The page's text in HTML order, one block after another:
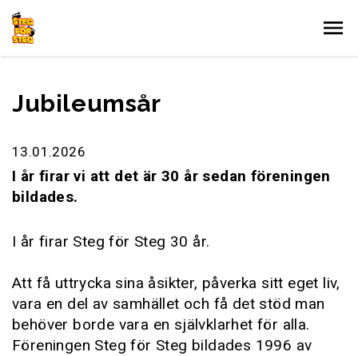
Gå till innehållet
Jubileumsår
13.01.2026
I år firar vi att det är 30 år sedan föreningen
bildades.
I år firar Steg för Steg 30 år.
Att få uttrycka sina åsikter, påverka sitt eget liv,
vara en del av samhället och få det stöd man
behöver borde vara en självklarhet för alla.
Föreningen Steg för Steg bildades 1996 av